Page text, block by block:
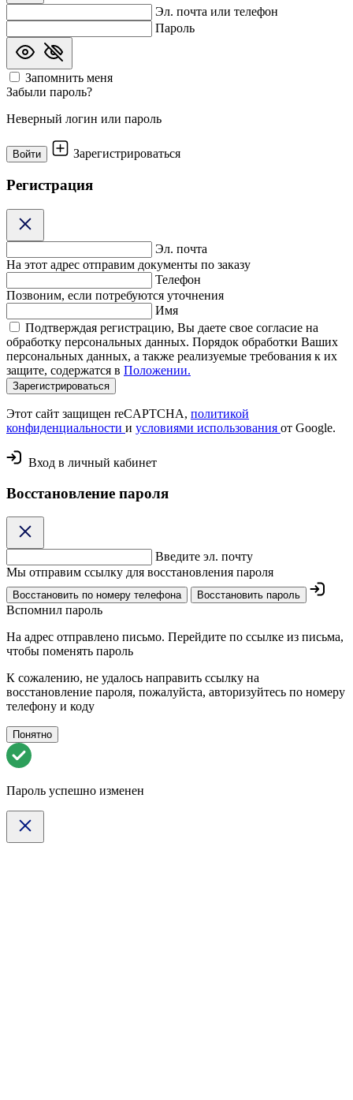
Эл. почта или телефон
Пароль
Запомнить меня
Забыли пароль?
Неверный логин или пароль
Войти Зарегистрироваться
Регистрация
Эл. почта
На этот адрес отправим документы по заказу
Телефон
Позвоним, если потребуются уточнения
Имя
Подтверждая регистрацию, Вы даете свое согласие на
обработку персональных данных. Порядок обработки Ваших
персональных данных, а также реализуемые требования к их
защите, содержатся в Положении.
Зарегистрироваться
Этот сайт защищен reCAPTCHA, политикой
конфиденциальности и условиями использования от Google.
Вход в личный кабинет
Восстановление пароля
Введите эл. почту
Мы отправим ссылку для восстановления пароля
Восстановить по номеру телефона Восстановить пароль
Вспомнил пароль
На адрес отправлено письмо. Перейдите по ссылке из письма,
чтобы поменять пароль
К сожалению, не удалось направить ссылку на
восстановление пароля, пожалуйста, авторизуйтесь по номеру
телефону и коду
Понятно
Пароль успешно изменен